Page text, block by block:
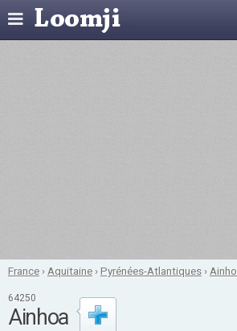
France › Aquitaine ›Pyrénées-Atlantiques ›
64250
Ainhoa